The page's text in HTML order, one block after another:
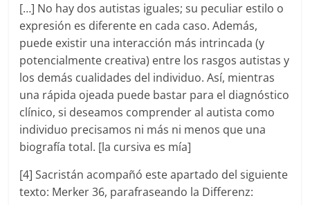
[…] No hay dos autistas iguales; su peculiar estilo o
expresión es diferente en cada caso. Además,
puede existir una interacción más intrincada (y
potencialmente creativa) entre los rasgos autistas y
los demás cualidades del individuo. Así, mientras
una rápida ojeada puede bastar para el diagnóstico
clínico, si deseamos comprender al autista como
individuo precisamos ni más ni menos que una
biografía total. [la cursiva es mía]
[4] Sacristán acompañó este apartado del siguiente
texto: Merker 36, parafraseando la Differenz: